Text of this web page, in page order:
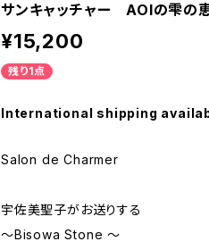
サンキャッチャー AOIの雫の
¥15,200
残り1点
International shipping
Salon de Charmer
宇佐美聖子がお送りする
〜Bisowa Stone 〜